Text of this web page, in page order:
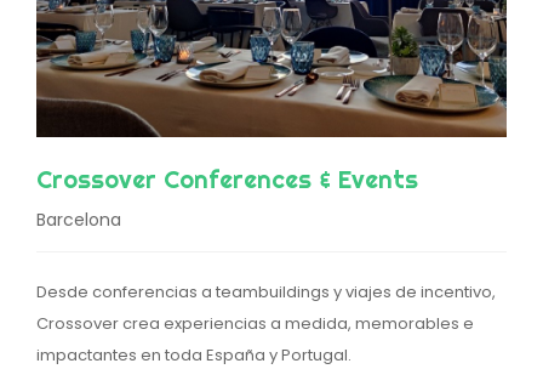
Crossover Conferences & Events
Barcelona
Desde conferencias a teambuildings y viajes de incentivo,
Crossover crea experiencias a medida, memorables e
impactantes en toda España y Portugal.